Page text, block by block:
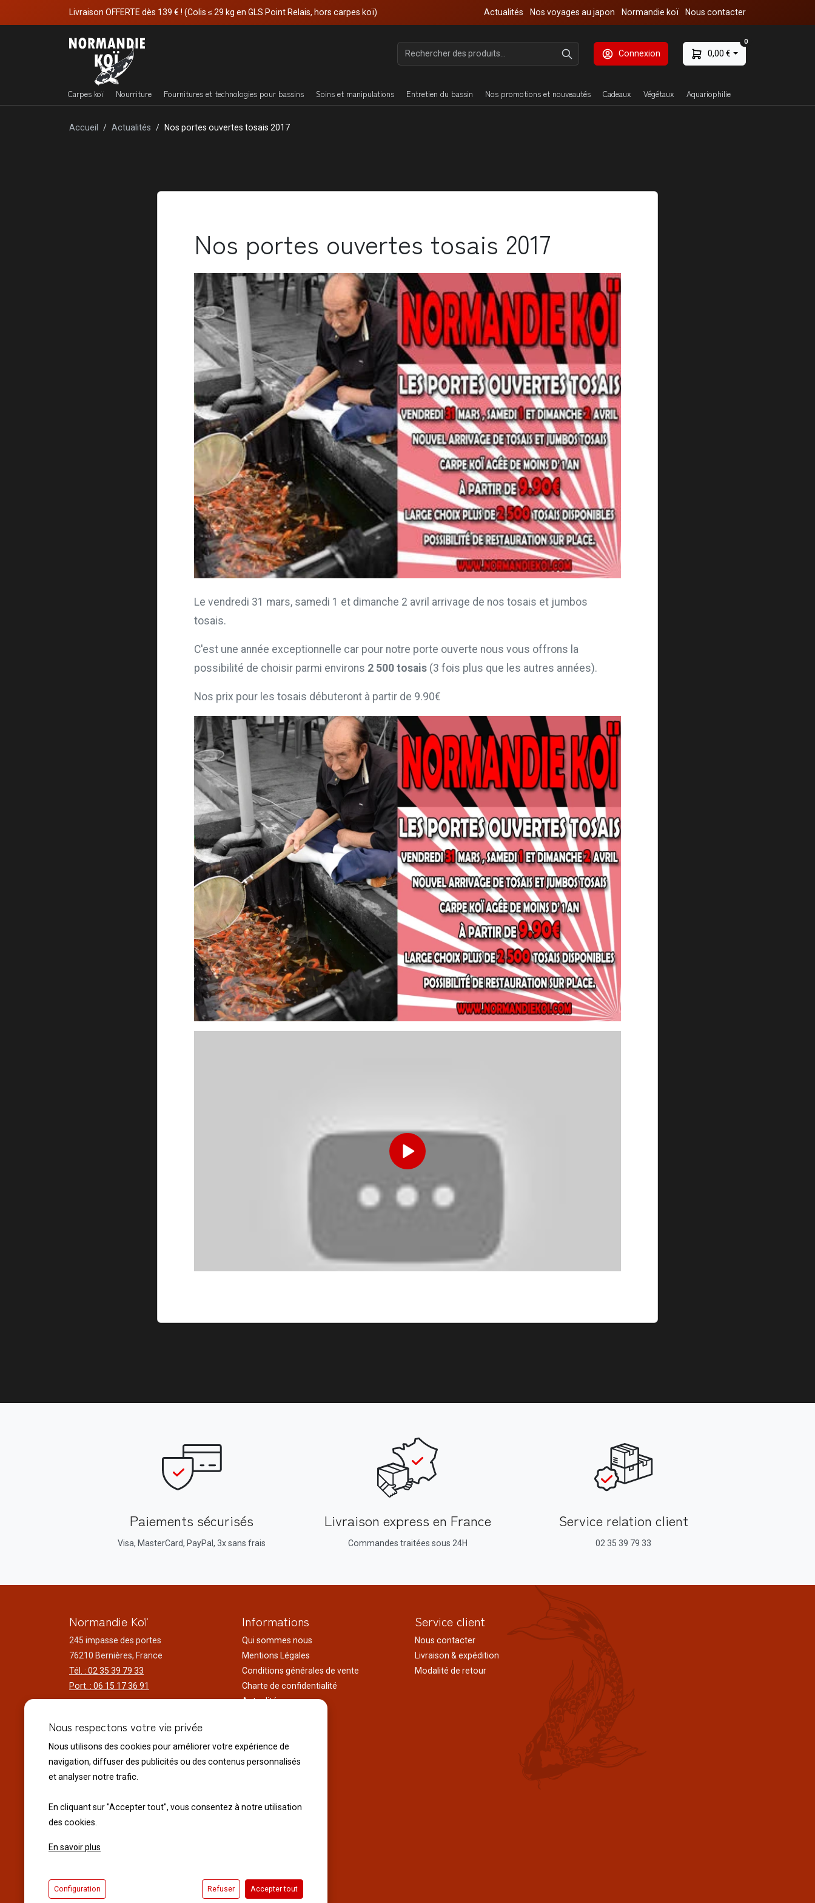
Livraison OFFERTE dès 139 € ! (Colis ≤ 29 kg en GLS Point Relais, hors carpes koï) Actualités Nos voyages au japon Normandie koï Nous contacter
Connexion 0,00 €
0
Carpes koï Nourriture Fournitures et technologies pour bassins Soins et manipulations Entretien du bassin Nos promotions et nouveautés Cadeaux Végétaux Aquariophilie
Accueil Actualités Nos portes ouvertes tosais 2017
Nos portes ouvertes tosais 2017
Le vendredi 31 mars, samedi 1 et dimanche 2 avril arrivage de nos tosais et jumbos
tosais.
C'est une année exceptionnelle car pour notre porte ouverte nous vous offrons la
possibilité de choisir parmi environs 2 500 tosais (3 fois plus que les autres années).
Nos prix pour les tosais débuteront à partir de 9.90€
Paiements sécurisés
Visa, MasterCard, PayPal, 3x sans frais
Livraison express en France
Commandes traitées sous 24H
Service relation client
02 35 39 79 33
Normandie Koï
245 impasse des portes
76210 Bernières, France
Tél. : 02 35 39 79 33
Port. : 06 15 17 36 91
Du lundi au samedi
9h00 à 12h00 - 14h00 à 18h30
Le dimanche
10h00 à 12h00 - 14h30 à 18h30
Le 14 juillet Fête Nationale
Le 15 Août Assomption
Informations
Qui sommes nous
Mentions Légales
Conditions générales de vente
Charte de confidentialité
Actualités
Liens utiles
Service client
Nous contacter
Livraison & expédition
Modalité de retour
© 2026 Normandie Koï - Tous droits réservés.
Nous respectons votre vie privée
Nous utilisons des cookies pour améliorer votre expérience de
navigation, diffuser des publicités ou des contenus personnalisés
et analyser notre trafic.
En cliquant sur "Accepter tout", vous consentez à notre utilisation
des cookies.
En savoir plus
Configuration Refuser Accepter tout